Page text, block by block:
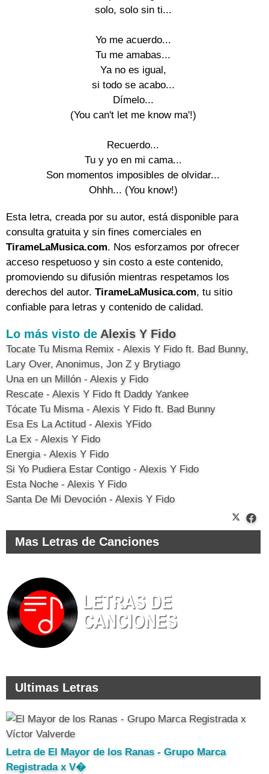
solo, solo sin ti...
Yo me acuerdo...
Tu me amabas...
Ya no es igual,
si todo se acabo...
Dímelo...
(You can't let me know ma'!)
Recuerdo...
Tu y yo en mi cama...
Son momentos imposibles de olvidar...
Ohhh... (You know!)
Esta letra, creada por su autor, está disponible para
consulta gratuita y sin fines comerciales en
TirameLaMusica.com. Nos esforzamos por ofrecer
acceso respetuoso y sin costo a este contenido,
promoviendo su difusión mientras respetamos los
derechos del autor. TirameLaMusica.com, tu sitio
confiable para letras y contenido de calidad.
Lo más visto de Alexis Y Fido
Tocate Tu Misma Remix - Alexis Y Fido ft. Bad Bunny,
Lary Over, Anonimus, Jon Z y Brytiago
Una en un Millón - Alexis y Fido
Rescate - Alexis Y Fido ft Daddy Yankee
Tócate Tu Misma - Alexis Y Fido ft. Bad Bunny
Esa Es La Actitud - Alexis YFido
La Ex - Alexis Y Fido
Energia - Alexis Y Fido
Si Yo Pudiera Estar Contigo - Alexis Y Fido
Esta Noche - Alexis Y Fido
Santa De Mi Devoción - Alexis Y Fido
Mas Letras de Canciones
Ultimas Letras
Letra de El Mayor de los Ranas - Grupo Marca
Registrada x V�